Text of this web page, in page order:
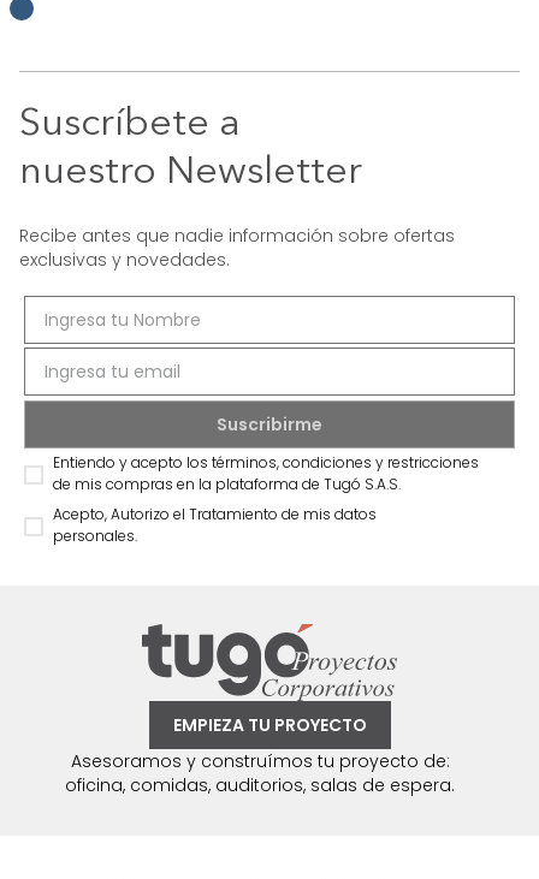
Suscríbete a
nuestro Newsletter
Recibe antes que nadie información sobre ofertas
exclusivas y novedades.
Entiendo y acepto los términos, condiciones y restricciones
de mis compras en la plataforma de Tugó S.A.S.
Acepto, Autorizo el Tratamiento de mis datos
personales.
EMPIEZA TU PROYECTO
Asesoramos y construímos tu proyecto de:
oficina, comidas, auditorios, salas de espera.